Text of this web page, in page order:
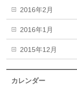
2016年2月
2016年1月
2015年12月
カレンダー